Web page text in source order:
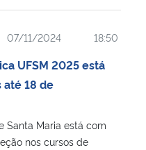
07/11/2024 18:50
UFSM 2025 está
18 de
Santa Maria está com
nos cursos de